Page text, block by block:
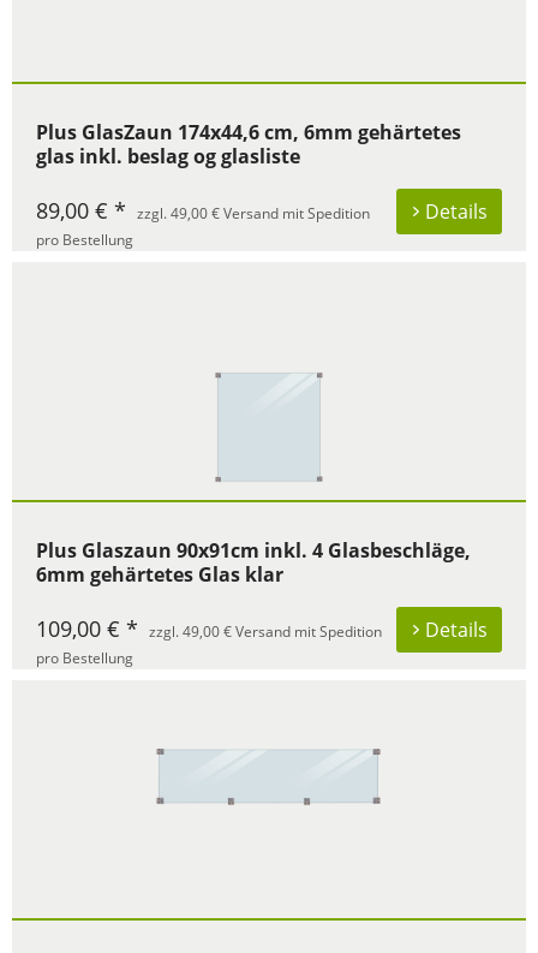
Plus GlasZaun 174x44,6 cm, 6mm gehärtetes
glas inkl. beslag og glasliste
Details
89,00 € * zzgl. 49,00 € Versand mit Spedition
pro Bestellung
Plus Glaszaun 90x91cm inkl. 4 Glasbeschläge,
6mm gehärtetes Glas klar
Details
109,00 € * zzgl. 49,00 € Versand mit Spedition
pro Bestellung